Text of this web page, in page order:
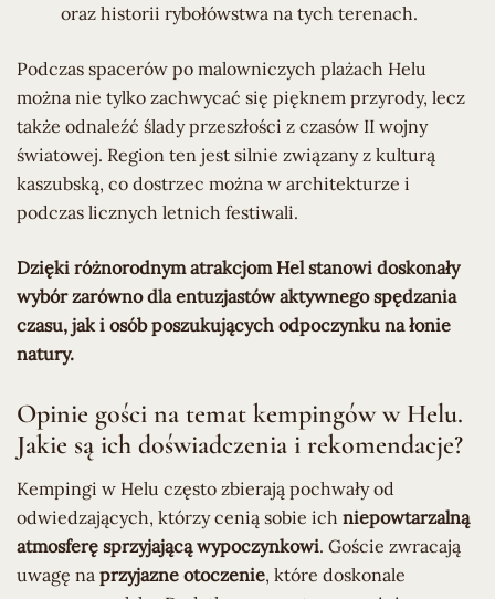
oraz historii rybołówstwa na tych terenach.
Podczas spacerów po malowniczych plażach Helu
można nie tylko zachwycać się pięknem przyrody, lecz
także odnaleźć ślady przeszłości z czasów II wojny
światowej. Region ten jest silnie związany z kulturą
kaszubską, co dostrzec można w architekturze i
podczas licznych letnich festiwali.
Dzięki różnorodnym atrakcjom Hel stanowi doskonały
wybór zarówno dla entuzjastów aktywnego spędzania
czasu, jak i osób poszukujących odpoczynku na łonie
natury.
Opinie gości na temat kempingów w Helu.
Jakie są ich doświadczenia i rekomendacje?
Kempingi w Helu często zbierają pochwały od
odwiedzających, którzy cenią sobie ich niepowtarzalną
atmosferę sprzyjającą wypoczynkowi. Goście zwracają
uwagę na przyjazne otoczenie, które doskonale